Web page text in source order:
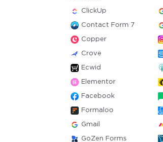
ClickUp
Contact Form 7
Copper
Crove
Ecwid
Elementor
Facebook
Formaloo
Gmail
GoZen Forms